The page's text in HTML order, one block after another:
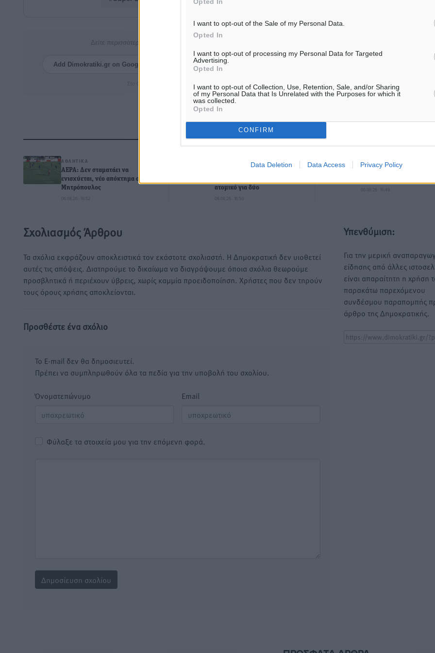
I want to opt-out of the Sale of my Personal Data.
Opted In
I want to opt-out of processing my Personal Data for Targeted
Advertising.
Opted In
I want to opt-out of Collection, Use, Retention, Sale, and/or Sharing
of my Personal Data that Is Unrelated with the Purposes for which it
was collected.
Opted In
CONFIRM
Data Deletion Data Access Privacy Policy
Δείτε περισσότερα άρθρα μας στα αποτελέσματα αναζήτησης
Add Dimokratiki.gr on Google ↗ Ακολουθήστε μας στο Google News ★ ↗
Στο Google News πατήστε ★ Ακολουθήστε
ΔΙΑΒΑΣΕ ΕΠΙΣΗΣ
ΑΘΛΗΤΙΚΆ
ΑΕΡΑ: Δεν σταματάει να
ενισχύεται, νέο απόκτημα ο
Μητρόπουλος
06.08.26 · 16:52
ατομικό για δύο
06.08.26 · 16:50
ΑΘΛΗΤΙΚΆ
Φοίβος: Εν αναμονή του
06.08.26 · 16:49
Σχολιασμός Άρθρου
Τα σχόλια εκφράζουν αποκλειστικά τον εκάστοτε σχολιαστή. Η Δημοκρατική δεν υιοθετεί
αυτές τις απόψεις. Διατηρούμε το δικαίωμα να διαγράψουμε όποια σχόλια θεωρούμε
προσβλητικά ή περιέχουν ύβρεις, χωρίς καμμία προειδοποίηση. Χρήστες που δεν τηρούν
τους όρους χρήσης αποκλείονται.
Προσθέστε ένα σχόλιο
Το E-mail δεν θα δημοσιευτεί.
Πρέπει να συμπληρωθούν όλα τα πεδία για την υποβολή του σχολίου.
Όνοματεπώνυμο Email
Φύλαξε τα στοιχεία μου για την επόμενη φορά.
Υπενθύμιση:
Για την μερική
είδησης από άλλες
είναι απαραίτητη η χρήση
παρακάτω παρεχόμενου
συνδέσμου παραπομπής
άρθρο της Δημοκρατικής.